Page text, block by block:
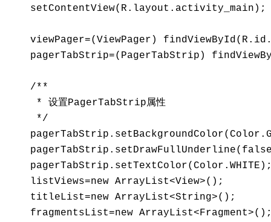
viewPager=(ViewPager)
pagerTabStrip=(PagerTabStrip)
    /**
     * 设置PagerTabStrip属性
     */
    listViews=new ArrayList<View>();
    titleList=new ArrayList<String>();
fragmentsList=new